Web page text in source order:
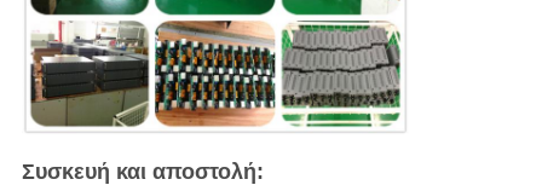
Συσκευή και αποστολή: